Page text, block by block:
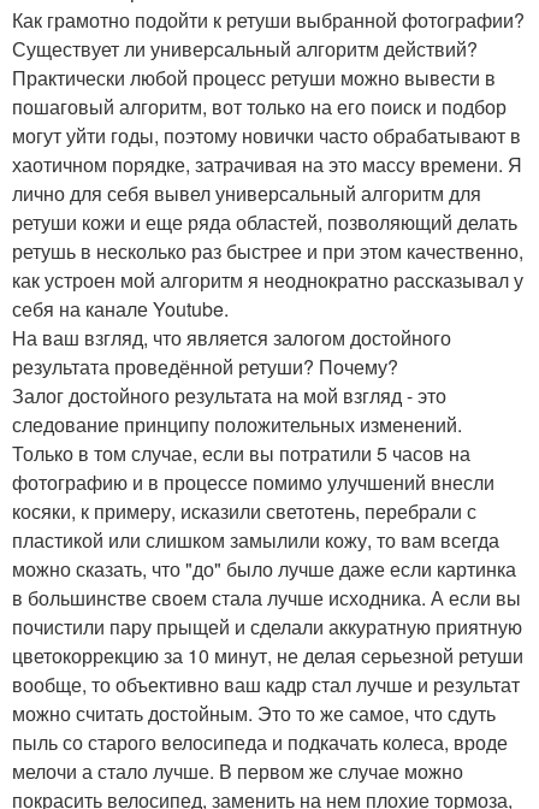
Как грамотно подойти к ретуши выбранной фотографии?
Существует ли универсальный алгоритм действий?
Практически любой процесс ретуши можно вывести в
пошаговый алгоритм, вот только на его поиск и подбор
могут уйти годы, поэтому новички часто обрабатывают в
хаотичном порядке, затрачивая на это массу времени. Я
лично для себя вывел универсальный алгоритм для
ретуши кожи и еще ряда областей, позволяющий делать
ретушь в несколько раз быстрее и при этом качественно,
как устроен мой алгоритм я неоднократно рассказывал у
себя на канале Youtube.
На ваш взгляд, что является залогом достойного
результата проведённой ретуши? Почему?
Залог достойного результата на мой взгляд - это
следование принципу положительных изменений.
Только в том случае, если вы потратили 5 часов на
фотографию и в процессе помимо улучшений внесли
косяки, к примеру, исказили светотень, перебрали с
пластикой или слишком замылили кожу, то вам всегда
можно сказать, что "до" было лучше даже если картинка
в большинстве своем стала лучше исходника. А если вы
почистили пару прыщей и сделали аккуратную приятную
цветокоррекцию за 10 минут, не делая серьезной ретуши
вообще, то объективно ваш кадр стал лучше и результат
можно считать достойным. Это то же самое, что сдуть
пыль со старого велосипеда и подкачать колеса, вроде
мелочи а стало лучше. В первом же случае можно
покрасить велосипед, заменить на нем плохие тормоза,